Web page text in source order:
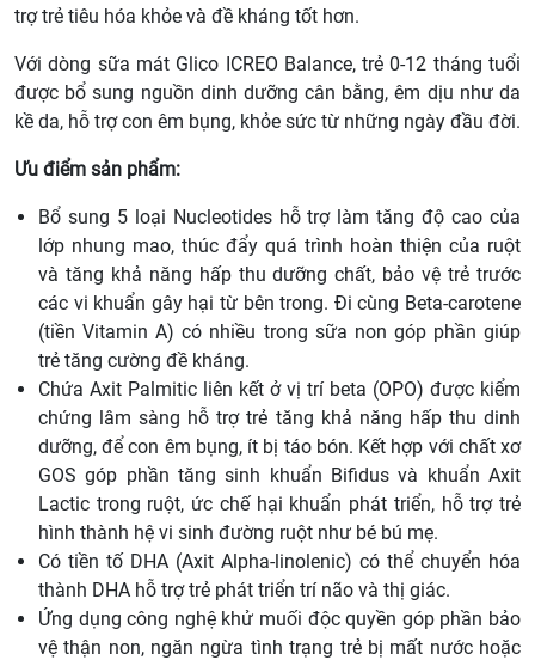
trợ trẻ tiêu hóa khỏe và đề kháng tốt hơn.
Với dòng sữa mát Glico ICREO Balance, trẻ 0-12 tháng tuổi
được bổ sung nguồn dinh dưỡng cân bằng, êm dịu như da
kề da, hỗ trợ con êm bụng, khỏe sức từ những ngày đầu đời.
Ưu điểm sản phẩm:
Bổ sung 5 loại Nucleotides hỗ trợ làm tăng độ cao của
lớp nhung mao, thúc đẩy quá trình hoàn thiện của ruột
và tăng khả năng hấp thu dưỡng chất, bảo vệ trẻ trước
các vi khuẩn gây hại từ bên trong. Đi cùng Beta-carotene
(tiền Vitamin A) có nhiều trong sữa non góp phần giúp
trẻ tăng cường đề kháng.
Chứa Axit Palmitic liên kết ở vị trí beta (OPO) được kiểm
chứng lâm sàng hỗ trợ trẻ tăng khả năng hấp thu dinh
dưỡng, để con êm bụng, ít bị táo bón. Kết hợp với chất xơ
GOS góp phần tăng sinh khuẩn Bifidus và khuẩn Axit
Lactic trong ruột, ức chế hại khuẩn phát triển, hỗ trợ trẻ
hình thành hệ vi sinh đường ruột như bé bú mẹ.
Có tiền tố DHA (Axit Alpha-linolenic) có thể chuyển hóa
thành DHA hỗ trợ trẻ phát triển trí não và thị giác.
Ứng dụng công nghệ khử muối độc quyền góp phần bảo
vệ thận non, ngăn ngừa tình trạng trẻ bị mất nước hoặc